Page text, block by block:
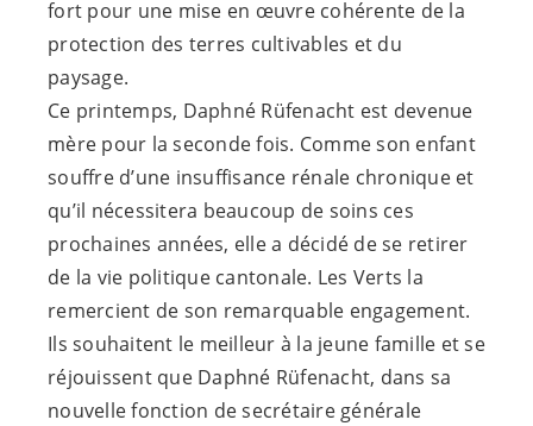
fort pour une mise en œuvre cohérente de la
protection des terres cultivables et du
paysage.
Ce printemps, Daphné Rüfenacht est devenue
mère pour la seconde fois. Comme son enfant
souffre d’une insuffisance rénale chronique et
qu’il nécessitera beaucoup de soins ces
prochaines années, elle a décidé de se retirer
de la vie politique cantonale. Les Verts la
remercient de son remarquable engagement.
Ils souhaitent le meilleur à la jeune famille et se
réjouissent que Daphné Rüfenacht, dans sa
nouvelle fonction de secrétaire générale